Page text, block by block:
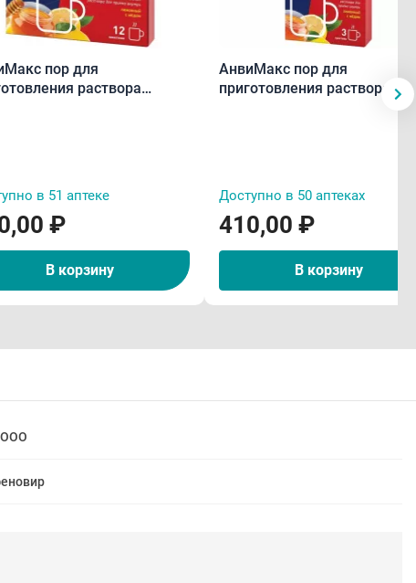
пор для
раствора
в 51 аптеке
₽
В корзину
АнвиМакс пор для
приготовления раствора
Доступно в 50 аптеках
410,00 ₽
В корзину
ООО